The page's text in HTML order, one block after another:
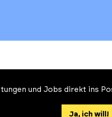
und Jobs direkt ins
Ja, ich will!